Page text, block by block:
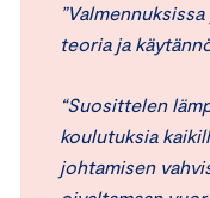
teoria ja
“Suosittelen
koulutuksia
johtamisen